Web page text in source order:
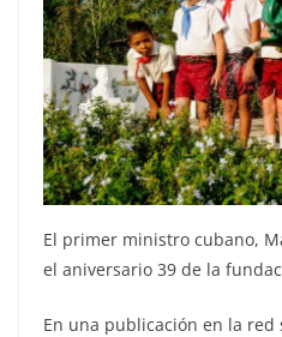
El primer ministro cubano,
el aniversario 39 de la
En una publicación en la red